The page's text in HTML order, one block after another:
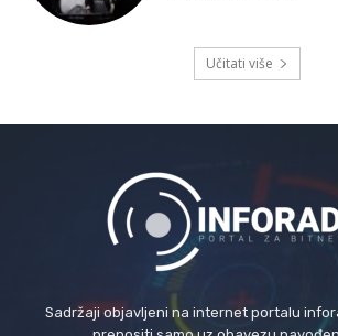
Učitati više
Sadržaji objavljeni na internet portalu